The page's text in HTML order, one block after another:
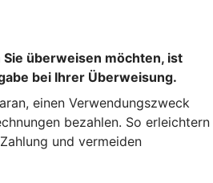
Sie überweisen möchten, ist
bei Ihrer Überweisung.
einen Verwendungszweck
bezahlen. So erleichtern
und vermeiden